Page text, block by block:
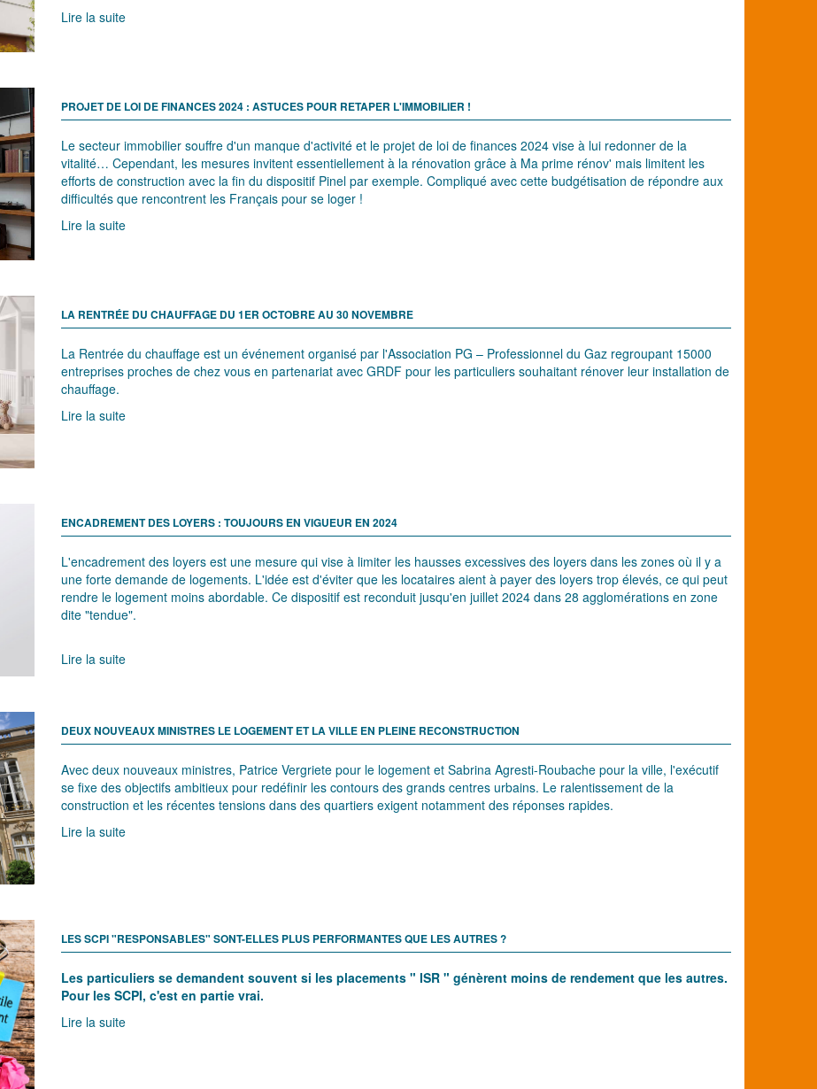
Lire la suite
PROJET DE LOI DE FINANCES 2024 : ASTUCES POUR RETAPER L'IMMOBILIER !
Le secteur immobilier souffre d'un manque d'activité et le projet de loi de finances 2024 vise à lui redonner de la
vitalité… Cependant, les mesures invitent essentiellement à la rénovation grâce à Ma prime rénov' mais limitent les
efforts de construction avec la fin du dispositif Pinel par exemple. Compliqué avec cette budgétisation de répondre aux
difficultés que rencontrent les Français pour se loger !
Lire la suite
LA RENTRÉE DU CHAUFFAGE DU 1ER OCTOBRE AU 30 NOVEMBRE
La Rentrée du chauffage est un événement organisé par l'Association PG – Professionnel du Gaz regroupant 15000
entreprises proches de chez vous en partenariat avec GRDF pour les particuliers souhaitant rénover leur installation de
chauffage.
Lire la suite
ENCADREMENT DES LOYERS : TOUJOURS EN VIGUEUR EN 2024
L'encadrement des loyers est une mesure qui vise à limiter les hausses excessives des loyers dans les zones où il y a
une forte demande de logements. L'idée est d'éviter que les locataires aient à payer des loyers trop élevés, ce qui peut
rendre le logement moins abordable. Ce dispositif est reconduit jusqu'en juillet 2024 dans 28 agglomérations en zone
dite "tendue".
Lire la suite
DEUX NOUVEAUX MINISTRES LE LOGEMENT ET LA VILLE EN PLEINE RECONSTRUCTION
Avec deux nouveaux ministres, Patrice Vergriete pour le logement et Sabrina Agresti-Roubache pour la ville, l'exécutif
se fixe des objectifs ambitieux pour redéfinir les contours des grands centres urbains. Le ralentissement de la
construction et les récentes tensions dans des quartiers exigent notamment des réponses rapides.
Lire la suite
LES SCPI "RESPONSABLES" SONT-ELLES PLUS PERFORMANTES QUE LES AUTRES ?
Les particuliers se demandent souvent si les placements " ISR " génèrent moins de rendement que les autres.
Pour les SCPI, c'est en partie vrai.
Lire la suite